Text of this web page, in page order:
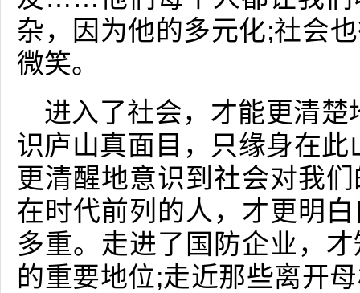
杂，因为他的多元化;社会
微笑。
进入了社会，才能更清楚
识庐山真面目，只缘身在此
更清醒地意识到社会对我
在时代前列的人，才更明
多重。走进了国防企业，
的重要地位;走近那些离开